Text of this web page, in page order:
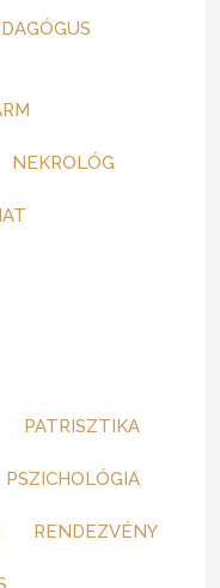
NEKROLÓG
PATRISZTIKA
PSZICHOLÓGIA
RENDEZVÉNY